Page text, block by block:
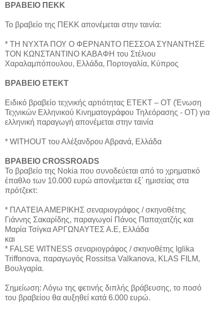
ΒΡΑΒΕΙΟ ΠΕΚΚ
Το βραβείο της ΠΕΚΚ απονέμεται στην ταινία:
* ΤΗ ΝΥΧΤΑ ΠΟΥ Ο ΦΕΡΝΑΝΤΟ ΠΕΣΣΟΑ ΣΥΝΑΝΤΗΣΕ
ΤΟΝ ΚΩΝΣΤΑΝΤΙΝΟ ΚΑΒΑΦΗ του Στέλιου
Χαραλαμπόπουλου, Ελλάδα, Πορτογαλία, Κύπρος
ΒΡΑΒΕΙΟ ΕΤΕΚΤ
Ειδικό βραβείο τεχνικής αρτιότητας ΕΤΕΚΤ – ΟΤ (Ένωση
Τεχνικών Ελληνικού Κινηματογράφου Τηλεόρασης - ΟΤ) για
ελληνική παραγωγή απονέμεται στην ταινία
* WITHOUT του Αλέξανδρου Αβρανά, Ελλάδα
ΒΡΑΒΕΙΟ CROSSROADS
Το βραβείο της Nokia που συνοδεύεται από το χρηματικό
έπαθλο των 10.000 ευρώ απονέμεται εξ΄ ημισείας στα
πρότζεκτ:
* ΠΛΑΤΕΙΑ ΑΜΕΡΙΚΗΣ σεναριογράφος / σκηνοθέτης
Γιάννης Σακαρίδης, παραγωγοί Πάνος Παπαχατζής και
Μαρία Τσίγκα ΑΡΓΩΝΑΥΤΕΣ Α.Ε, Ελλάδα
και
* FALSE WITNESS σεναριογράφος / σκηνοθέτης Iglika
Triffonova, παραγωγός Rossitsa Valkanova, KLAS FILM,
Βουλγαρία.
Σημείωση: Λόγω της φετινής διπλής βράβευσης, το ποσό
του βραβείου θα αυξηθεί κατά 6.000 ευρώ.